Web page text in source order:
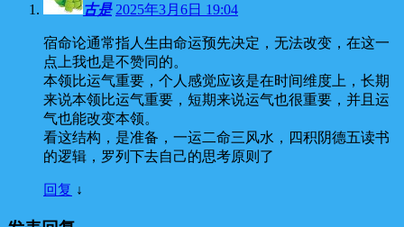
古是 2025年3月6日 19:04
宿命论通常指人生由命运预先决定，无法改变，在这一
点上我也是不赞同的。
本领比运气重要，个人感觉应该是在时间维度上，长期
来说本领比运气重要，短期来说运气也很重要，并且运
气也能改变本领。
看这结构，是准备，一运二命三风水，四积阴德五读书
的逻辑，罗列下去自己的思考原则了
回复 ↓